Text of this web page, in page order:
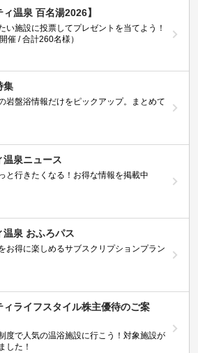
ィ温泉 百名湯2026】
い施設に投票してプレゼントを当てよう！
催 / 合計260名様）
集
岩盤浴情報だけをピックアップ。まとめて
温泉ニュース
と行きたくなる！お得な情報を掲載中
温泉 おふろパス
お得に楽しめるサブスクリプションプラン
ィライフスタイル株主優待のご案
度で人気の温浴施設に行こう！対象施設が
した！